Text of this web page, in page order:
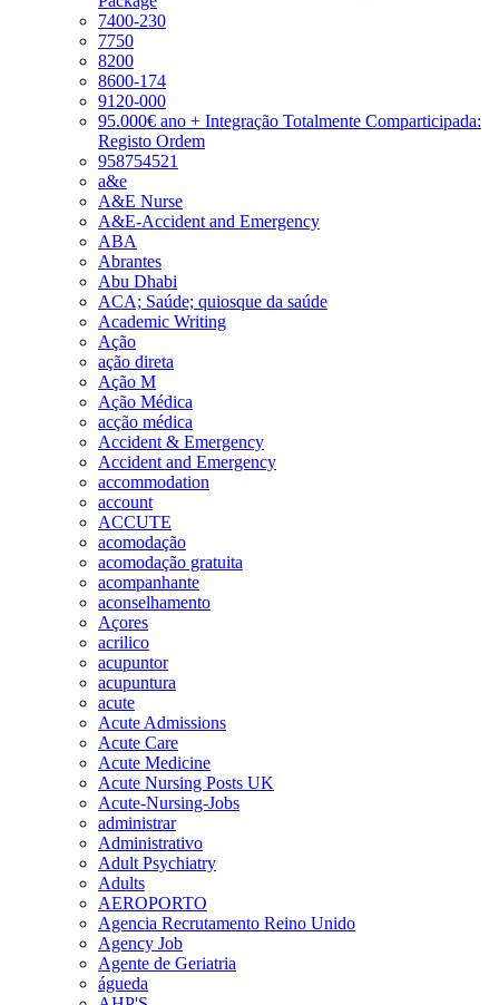
7400-230
7750
8200
8600-174
9120-000
95.000€ ano + Integração Totalmente Comparticipada:
Registo Ordem
958754521
a&e
A&E Nurse
A&E-Accident and Emergency
ABA
Abrantes
Abu Dhabi
ACA; Saúde; quiosque da saúde
Academic Writing
Ação
ação direta
Ação M
Ação Médica
acção médica
Accident & Emergency
Accident and Emergency
accommodation
account
ACCUTE
acomodação
acomodação gratuita
acompanhante
aconselhamento
Açores
acrilico
acupuntor
acupuntura
acute
Acute Admissions
Acute Care
Acute Medicine
Acute Nursing Posts UK
Acute-Nursing-Jobs
administrar
Administrativo
Adult Psychiatry
Adults
AEROPORTO
Agencia Recrutamento Reino Unido
Agency Job
Agente de Geriatria
águeda